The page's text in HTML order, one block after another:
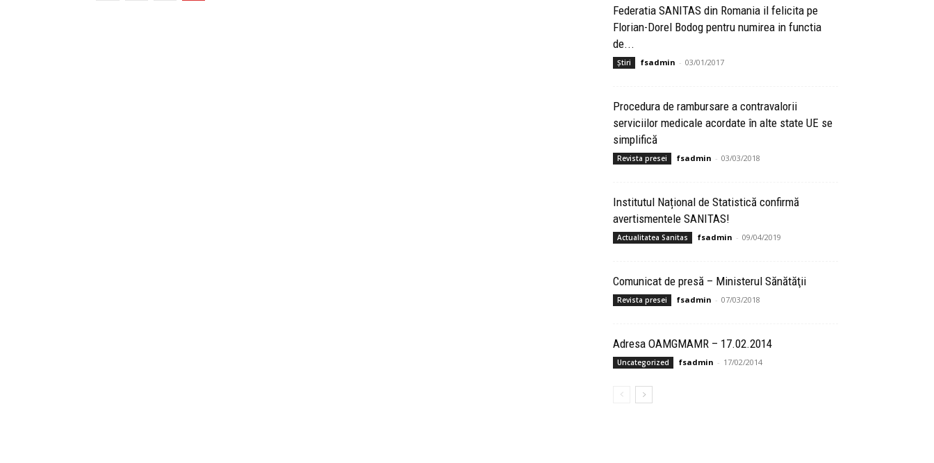
Federatia SANITAS din Romania il felicita pe
Florian-Dorel Bodog pentru numirea in functia
de...
Știri fsadmin - 03/01/2017
Procedura de rambursare a contravalorii
serviciilor medicale acordate în alte state UE se
simplifică
Revista presei fsadmin - 03/03/2018
Institutul Național de Statistică confirmă
avertismentele SANITAS!
Actualitatea Sanitas fsadmin - 09/04/2019
Comunicat de presă – Ministerul Sănătăţii
Revista presei fsadmin - 07/03/2018
Adresa OAMGMAMR – 17.02.2014
Uncategorized fsadmin - 17/02/2014